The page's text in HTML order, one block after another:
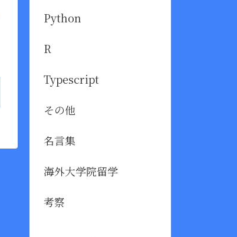
Python
R
Typescript
その他
名言集
海外大学院留学
考察